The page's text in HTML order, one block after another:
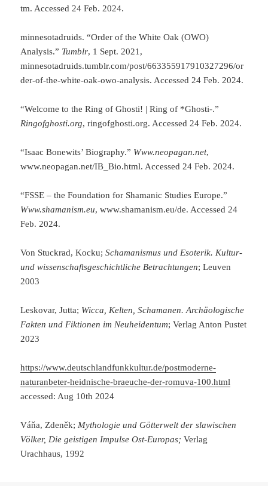
tm. Accessed 24 Feb. 2024.
minnesotadruids. “Order of the White Oak (OWO)
Analysis.” Tumblr, 1 Sept. 2021,
minnesotadruids.tumblr.com/post/663355917910327296/or
der-of-the-white-oak-owo-analysis. Accessed 24 Feb. 2024.
“Welcome to the Ring of Ghosti! | Ring of *Ghosti-.”
Ringofghosti.org, ringofghosti.org. Accessed 24 Feb. 2024.
“Isaac Bonewits’ Biography.” Www.neopagan.net,
www.neopagan.net/IB_Bio.html. Accessed 24 Feb. 2024.
“FSSE – the Foundation for Shamanic Studies Europe.”
Www.shamanism.eu, www.shamanism.eu/de. Accessed 24
Feb. 2024.
Von Stuckrad, Kocku;Schamanismus und Esoterik. Kultur-
und wissenschaftsgeschichtliche Betrachtungen; Leuven
2003
Leskovar, Jutta; Wicca, Kelten, Schamanen. Archäologische
Fakten und Fiktionen im Neuheidentum; Verlag Anton Pustet
2023
https://www.deutschlandfunkkultur.de/postmoderne-
naturanbeter-heidnische-braeuche-der-romuva-100.html
accessed: Aug 10th 2024
Váňa, Zdeněk;Mythologie und Götterwelt der slawischen
Völker, Die geistigen Impulse Ost-Europas;Verlag
Urachhaus, 1992